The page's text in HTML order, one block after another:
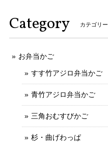
Category カテゴリー
お弁当かご
すす竹アジロ弁当かご
青竹アジロ弁当かご
三角おむすびかご
杉・曲げわっぱ